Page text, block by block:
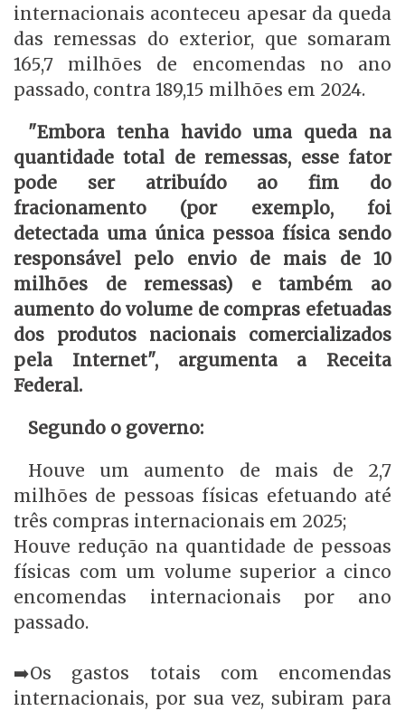
internacionais aconteceu apesar da queda
das remessas do exterior, que somaram
165,7 milhões de encomendas no ano
passado, contra 189,15 milhões em 2024.
"Embora tenha havido uma queda na
quantidade total de remessas, esse fator
pode ser atribuído ao fim do
fracionamento (por exemplo, foi
detectada uma única pessoa física sendo
responsável pelo envio de mais de 10
milhões de remessas) e também ao
aumento do volume de compras efetuadas
dos produtos nacionais comercializados
pela Internet", argumenta a Receita
Federal.
Segundo o governo:
Houve um aumento de mais de 2,7
milhões de pessoas físicas efetuando até
três compras internacionais em 2025;
Houve redução na quantidade de pessoas
físicas com um volume superior a cinco
encomendas internacionais por ano
passado.
➡️Os gastos totais com encomendas
internacionais, por sua vez, subiram para